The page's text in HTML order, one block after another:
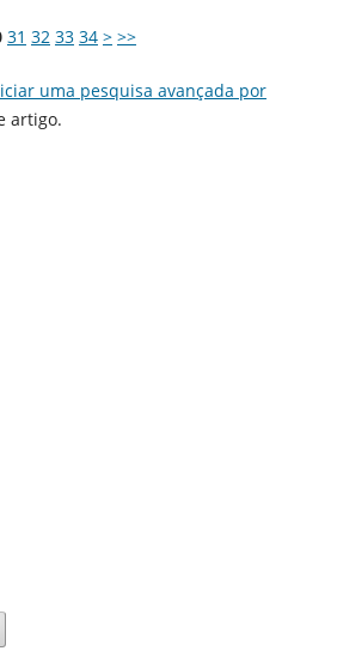
31 32 33 34 > >>
uma pesquisa avançada por
artigo.